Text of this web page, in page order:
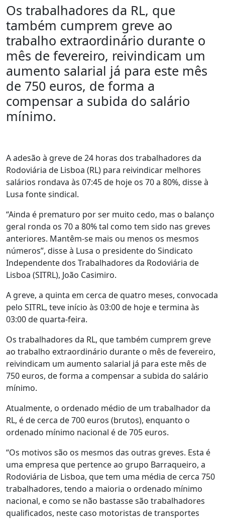
Os trabalhadores da RL, que
também cumprem greve ao
trabalho extraordinário durante o
mês de fevereiro, reivindicam um
aumento salarial já para este mês
de 750 euros, de forma a
compensar a subida do salário
mínimo.
A adesão à greve de 24 horas dos trabalhadores da
Rodoviária de Lisboa (RL) para reivindicar melhores
salários rondava às 07:45 de hoje os 70 a 80%, disse à
Lusa fonte sindical.
“Ainda é prematuro por ser muito cedo, mas o balanço
geral ronda os 70 a 80% tal como tem sido nas greves
anteriores. Mantêm-se mais ou menos os mesmos
números”, disse à Lusa o presidente do Sindicato
Independente dos Trabalhadores da Rodoviária de
Lisboa (SITRL), João Casimiro.
A greve, a quinta em cerca de quatro meses, convocada
pelo SITRL, teve início às 03:00 de hoje e termina às
03:00 de quarta-feira.
Os trabalhadores da RL, que também cumprem greve
ao trabalho extraordinário durante o mês de fevereiro,
reivindicam um aumento salarial já para este mês de
750 euros, de forma a compensar a subida do salário
mínimo.
Atualmente, o ordenado médio de um trabalhador da
RL, é de cerca de 700 euros (brutos), enquanto o
ordenado mínimo nacional é de 705 euros.
“Os motivos são os mesmos das outras greves. Esta é
uma empresa que pertence ao grupo Barraqueiro, a
Rodoviária de Lisboa, que tem uma média de cerca 750
trabalhadores, tendo a maioria o ordenado mínimo
nacional, e como se não bastasse são trabalhadores
qualificados, neste caso motoristas de transportes